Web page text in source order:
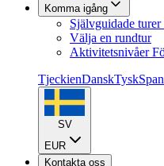
Komma igång
Självguidade
Välja en rundtur
Aktivitetsnivåer
TjeckienDanskTysk
SV
EUR
Kontakta oss